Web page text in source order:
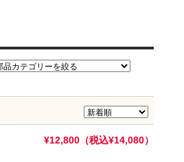
¥12,800（税込¥14,080）